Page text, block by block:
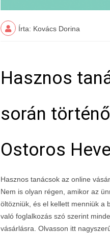
Írta: Kovács Dorina
Hasznos
során
Ostoros
Hasznos tanácsok az online
Nem is olyan régen, amikor az
öltözniük, és el kellett menniük a
való foglalkozás szó szerint
vásárlásra. Olvasson itt